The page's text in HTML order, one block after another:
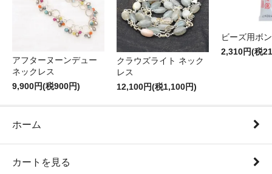
アフターヌーンデュー
ネックレス
9,900円(税900円)
クラウズライト ネック
レス
12,100円(税1,100円)
ビーズ用ボ
2,310円(税
ホーム
カートを見る